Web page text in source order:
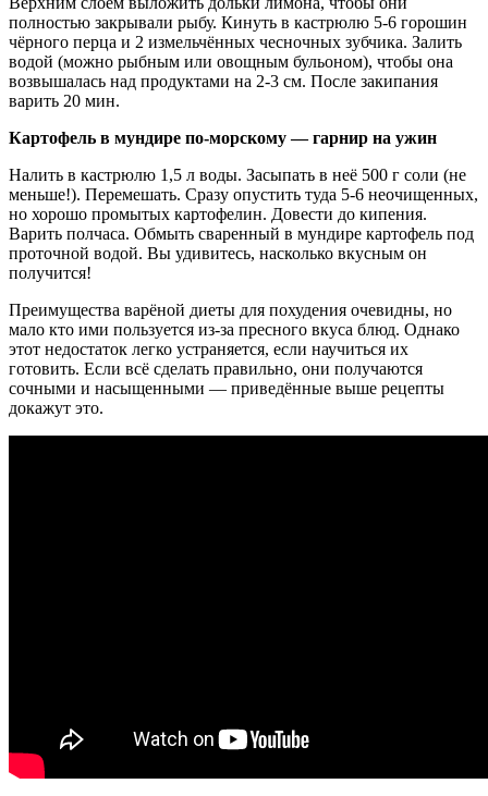
полностью закрывали рыбу. Кинуть в кастрюлю 5-6 горошин
чёрного перца и 2 измельчённых чесночных зубчика. Залить
водой (можно рыбным или овощным бульоном), чтобы она
возвышалась над продуктами на 2-3 см. После закипания
варить 20 мин.
Картофель в мундире по-морскому — гарнир на ужин
Налить в кастрюлю 1,5 л воды. Засыпать в неё 500 г соли (не
меньше!). Перемешать. Сразу опустить туда 5-6 неочищенных,
но хорошо промытых картофелин. Довести до кипения.
Варить полчаса. Обмыть сваренный в мундире картофель под
проточной водой. Вы удивитесь, насколько вкусным он
получится!
Преимущества варёной диеты для похудения очевидны, но
мало кто ими пользуется из-за пресного вкуса блюд. Однако
этот недостаток легко устраняется, если научиться их
готовить. Если всё сделать правильно, они получаются
сочными и насыщенными — приведённые выше рецепты
докажут это.